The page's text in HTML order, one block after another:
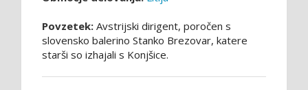
Povzetek: Avstrijski dirigent, poročen s
slovensko balerino Stanko Brezovar, katere
starši so izhajali s Konjšice.